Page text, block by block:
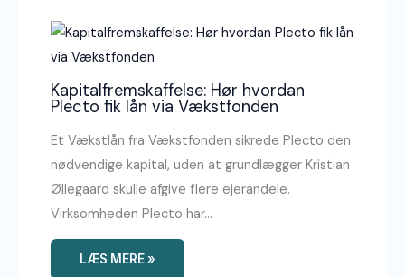
Kapitalfremskaffelse: Hør hvordan
Plecto fik lån via Vækstfonden
Et Vækstlån fra Vækstfonden sikrede Plecto den
nødvendige kapital, uden at grundlægger Kristian
Øllegaard skulle afgive flere ejerandele.
Virksomheden Plecto har…
LÆS MERE »